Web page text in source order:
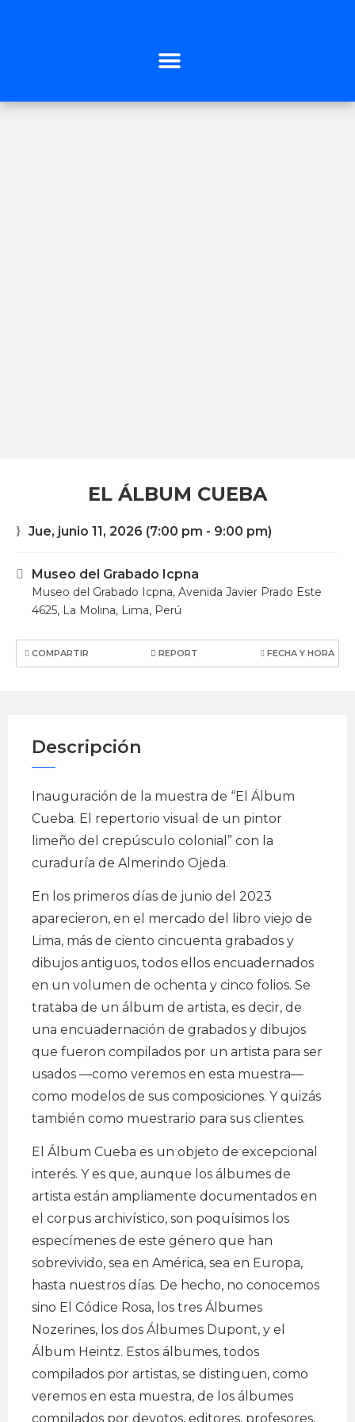
EL ÁLBUM CUEBA
Jue, junio 11, 2026 (7:00 pm - 9:00 pm)
Museo del Grabado Icpna
Museo del Grabado Icpna, Avenida Javier Prado Este
4625, La Molina, Lima, Perú
COMPARTIR REPORT FECHA Y HORA
Descripción
Inauguración de la muestra de “El Álbum
Cueba. El repertorio visual de un pintor
limeño del crepúsculo colonial” con la
curaduría de Almerindo Ojeda.
En los primeros días de junio del 2023
aparecieron, en el mercado del libro viejo de
Lima, más de ciento cincuenta grabados y
dibujos antiguos, todos ellos encuadernados
en un volumen de ochenta y cinco folios. Se
trataba de un álbum de artista, es decir, de
una encuadernación de grabados y dibujos
que fueron compilados por un artista para ser
usados —como veremos en esta muestra—
como modelos de sus composiciones. Y quizás
también como muestrario para sus clientes.
El Álbum Cueba es un objeto de excepcional
interés. Y es que, aunque los álbumes de
artista están ampliamente documentados en
el corpus archivístico, son poquísimos los
especímenes de este género que han
sobrevivido, sea en América, sea en Europa,
hasta nuestros días. De hecho, no conocemos
sino El Códice Rosa, los tres Álbumes
Nozerines, los dos Álbumes Dupont, y el
Álbum Heintz. Estos álbumes, todos
compilados por artistas, se distinguen, como
veremos en esta muestra, de los álbumes
compilados por devotos, editores, profesores,